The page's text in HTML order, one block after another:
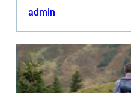
Ud...
admin